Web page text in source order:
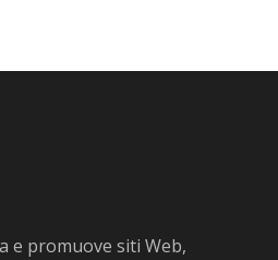
e promuove siti Web,